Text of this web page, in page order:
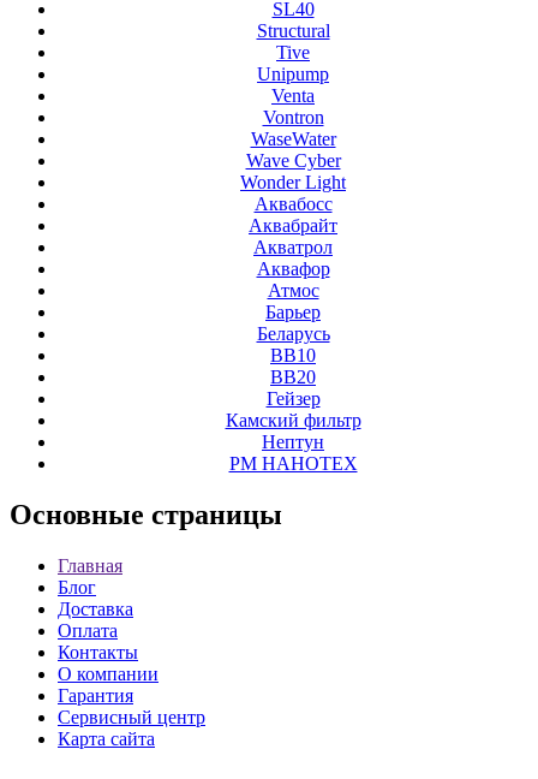
SL40
Structural
Tive
Unipump
Venta
Vontron
WaseWater
Wave Cyber
Wonder Light
Аквабосс
Аквабрайт
Акватрол
Аквафор
Атмос
Барьер
Беларусь
ВВ10
ВВ20
Гейзер
Камский фильтр
Нептун
РМ НАНОТЕХ
Основные страницы
Главная
Блог
Доставка
Оплата
Контакты
О компании
Гарантия
Сервисный центр
Карта сайта